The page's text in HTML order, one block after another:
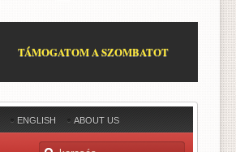
TÁMOGATOM A SZOMBATOT
ENGLISH ABOUT US